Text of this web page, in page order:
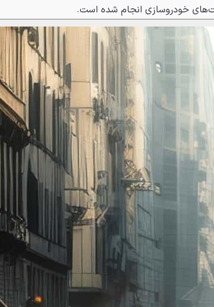
خودروسازی انجام شده است.